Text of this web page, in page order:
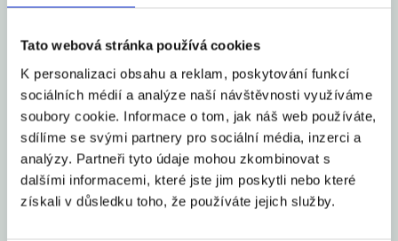
Tato webová stránka používá cookies
K personalizaci obsahu a reklam, poskytování funkcí
sociálních médií a analýze naší návštěvnosti využíváme
soubory cookie. Informace o tom, jak náš web používáte,
sdílíme se svými partnery pro sociální média, inzerci a
analýzy. Partneři tyto údaje mohou zkombinovat s
dalšími informacemi, které jste jim poskytli nebo které
získali v důsledku toho, že používáte jejich služby.
příjmy novelizovaného rozpočtu činí 1 678,3 mld. Kč a celkové
výdaje 2 008,3 mld. Kč.
Celý článek
aexportcz 27. 7. 2022
Burza v Rotterdamu: cena elektřiny
překročila hranici 200 eur/MWh